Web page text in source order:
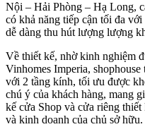
Nội – Hải Phòng – Hạ Long,
có khả năng tiếp cận tối đa
dễ dàng thu hút lượng lượng
Về thiết kế, nhờ kinh nghiệm
Vinhomes Imperia,
với 2 tầng kính, tối ưu được
chú ý của khách hàng, mang
kế cửa Shop và cửa riêng
và kinh doanh của chủ sở hữu.